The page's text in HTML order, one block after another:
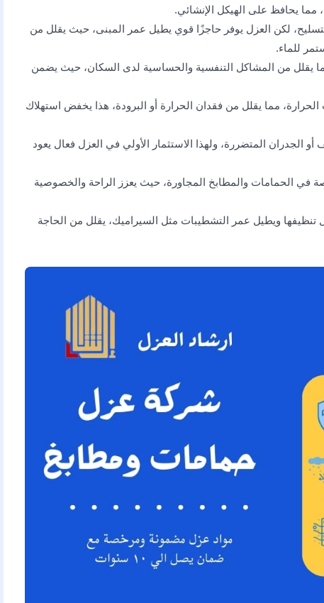
مما يحافظ على الهيكل الإنشائي.
لكن العزل يوفر حاجزًا قوي يطيل عمر المبنى، حيث يقلل من
للماء.
مما يقلل من المشاكل التنفسية والحساسية لدى السكان، حيث يضمن
مما يقلل من فقدان الحرارة أو البرودة، هذا يخفض استهلاك
الجدران المتضررة، ولهذا الاستثمار الأولي في العزل فعال يعود
في الحمامات والمطابخ المجاورة، حيث يعزز الراحة والخصوصية
ويطيل عمر التشطيبات مثل السيراميك، يقلل من الحاجة